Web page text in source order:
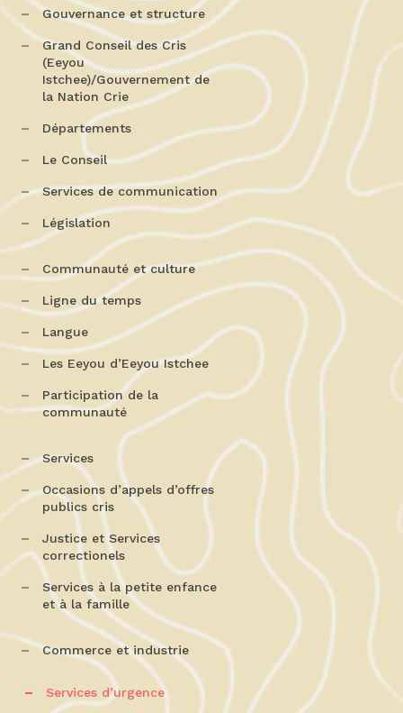
Gouvernance et structure
Grand Conseil des Cris
(Eeyou
Istchee)/Gouvernement de
la Nation Crie
Départements
Le Conseil
Services de communication
Législation
Communauté et culture
Ligne du temps
Langue
Les Eeyou d’Eeyou Istchee
Participation de la
communauté
Services
Occasions d’appels d’offres
publics cris
Justice et Services
correctionels
Services à la petite enfance
et à la famille
Commerce et industrie
Services d’urgence